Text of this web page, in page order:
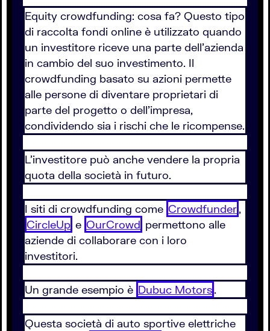
Equity crowdfunding: cosa fa? Questo tipo
di raccolta fondi online è utilizzato quando
un investitore riceve una parte dell’azienda
in cambio del suo investimento. Il
crowdfunding basato su azioni permette
alle persone di diventare proprietari di
parte del progetto o dell’impresa,
condividendo sia i rischi che le ricompense.
L’investitore può anche vendere la propria
quota della società in futuro.
I siti di crowdfunding come Crowdfunder,
CircleUp e OurCrowd permettono alle
aziende di collaborare con i loro
investitori.
Un grande esempio è Dubuc Motors.
Questa società di auto sportive elettriche